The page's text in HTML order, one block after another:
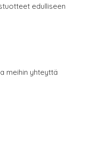
edulliseen
meihin yhteyttä